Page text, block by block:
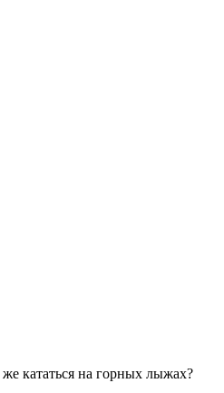
кататься на горных лыжах?